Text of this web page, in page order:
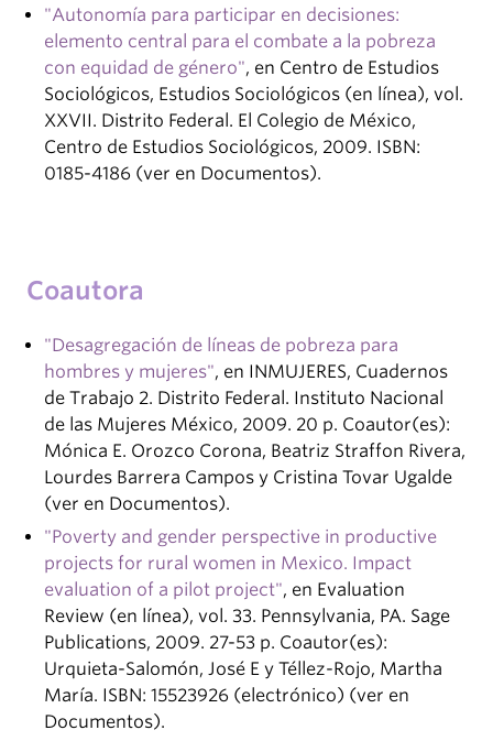
"Autonomía para participar en decisiones:
elemento central para el combate a la pobreza
con equidad de género", en Centro de Estudios
Sociológicos, Estudios Sociológicos (en línea), vol.
XXVII. Distrito Federal. El Colegio de México,
Centro de Estudios Sociológicos, 2009. ISBN:
0185-4186 (ver en Documentos).
Coautora
"Desagregación de líneas de pobreza para
hombres y mujeres", en INMUJERES, Cuadernos
de Trabajo 2. Distrito Federal. Instituto Nacional
de las Mujeres México, 2009. 20 p. Coautor(es):
Mónica E. Orozco Corona, Beatriz Straffon Rivera,
Lourdes Barrera Campos y Cristina Tovar Ugalde
(ver en Documentos).
"Poverty and gender perspective in productive
projects for rural women in Mexico. Impact
evaluation of a pilot project", en Evaluation
Review (en línea), vol. 33. Pennsylvania, PA. Sage
Publications, 2009. 27-53 p. Coautor(es):
Urquieta-Salomón, José E y Téllez-Rojo, Martha
María. ISBN: 15523926 (electrónico) (ver en
Documentos).